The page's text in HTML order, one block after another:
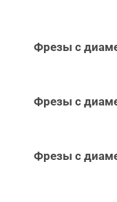
Фрезы с
Фрезы с
Фрезы с